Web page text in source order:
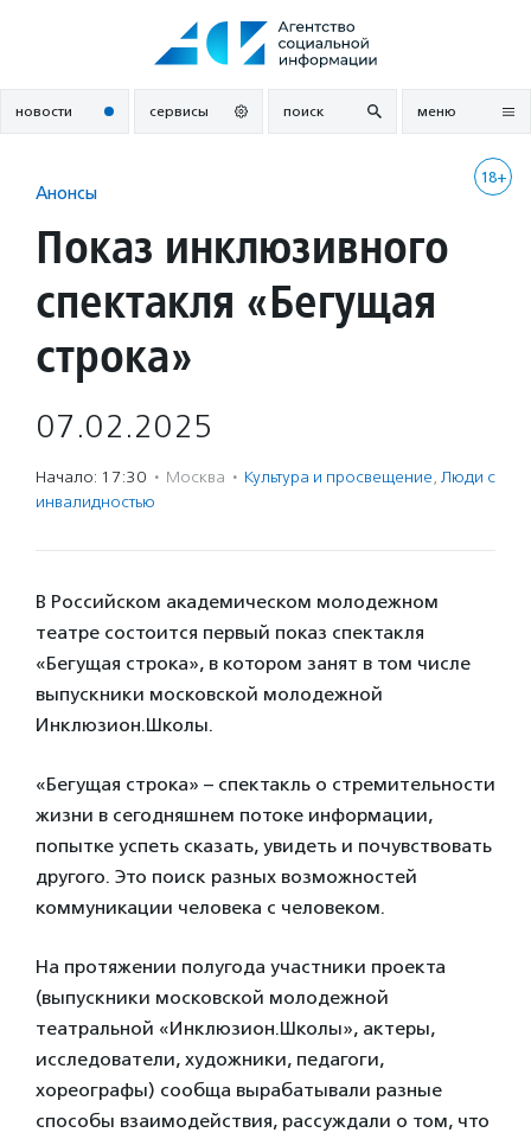
новости сервисы поиск меню
18+
Анонсы
Показ инклюзивного
спектакля «Бегущая
строка»
07.02.2025
Начало: 17:30 · Москва · Культура и просвещение, Люди с
инвалидностью
В Российском академическом молодежном
театре состоится первый показ спектакля
«Бегущая строка», в котором занят в том числе
выпускники московской молодежной
Инклюзион.Школы.
«Бегущая строка» – спектакль о стремительности
жизни в сегодняшнем потоке информации,
попытке успеть сказать, увидеть и почувствовать
другого. Это поиск разных возможностей
коммуникации человека с человеком.
На протяжении полугода участники проекта
(выпускники московской молодежной
театральной «Инклюзион.Школы», актеры,
исследователи, художники, педагоги,
хореографы) сообща вырабатывали разные
способы взаимодействия, рассуждали о том, что